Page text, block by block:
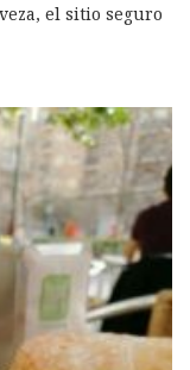
el sitio seguro